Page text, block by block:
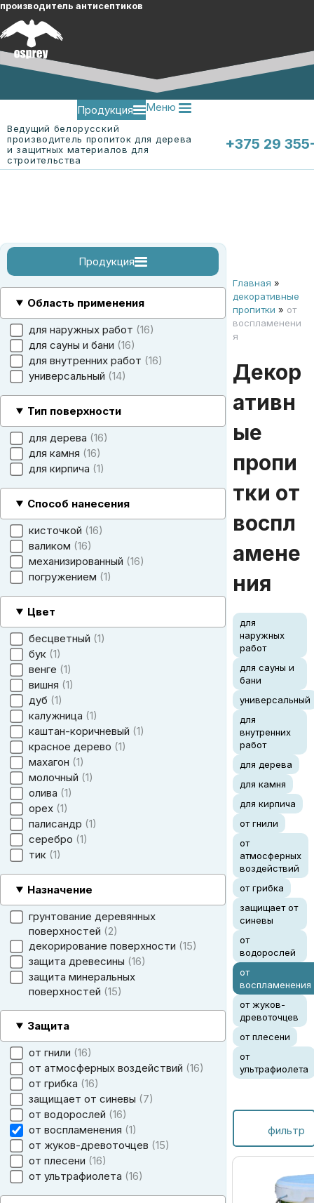
производитель антисептиков
Продукция Меню
Ведущий белорусский
производитель пропиток для дерева
и защитных материалов для
строительства
+375 29
Продукция
Область применения
для наружных работ 16
для сауны и бани 16
для внутренних работ 16
универсальный 14
Тип поверхности
для дерева 16
для камня 16
для кирпича 1
Способ нанесения
кисточкой 16
валиком 16
механизированный 16
погружением 1
Цвет
бесцветный 1
бук 1
венге 1
вишня 1
дуб 1
калужница 1
каштан-коричневый 1
красное дерево 1
махагон 1
молочный 1
олива 1
орех 1
палисандр 1
серебро 1
тик 1
Назначение
грунтование деревянных
поверхностей 2
декорирование поверхности 15
защита древесины 16
защита минеральных
поверхностей 15
Защита
от гнили 16
от атмосферных воздействий 16
от грибка 16
защищает от синевы
7
от водорослей 16
от воспламенения 1
от жуков-древоточцев 15
от плесени 16
от ультрафиолета 16
Главная »
декоративные
пропитки » от
воспламенени
я
Декор
ативн
ые
пропи
тки от
воспл
амене
ния
для
наружных
работ
для сауны и
бани
универсальный
для
внутренних
работ
для дерева
для камня
для кирпича
от гнили
от
атмосферных
воздействий
от грибка
защищает от
синевы
от
водорослей
от
воспламенения
от жуков-
древоточцев
от плесени
от
ультрафиолета
фильтр